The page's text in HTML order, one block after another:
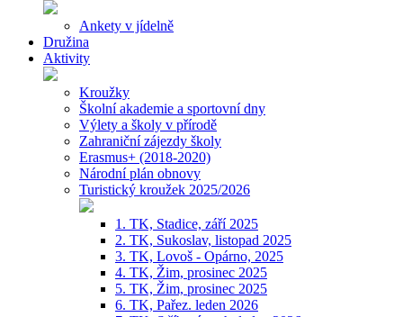
Ankety v jídelně
Družina
Aktivity
Kroužky
Školní akademie a sportovní dny
Výlety a školy v přírodě
Zahraniční zájezdy školy
Erasmus+ (2018-2020)
Národní plán obnovy
Turistický kroužek 2025/2026
1. TK, Stadice, září 2025
2. TK, Sukoslav, listopad 2025
3. TK, Lovoš - Opárno, 2025
4. TK, Žim, prosinec 2025
5. TK, Žim, prosinec 2025
6. TK, Pařez. leden 2026